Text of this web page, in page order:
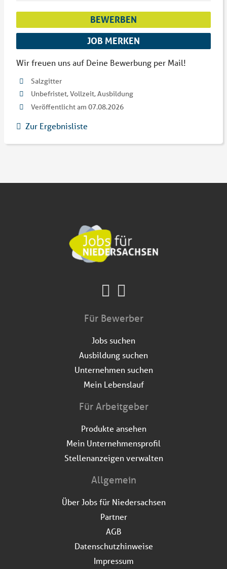
BEWERBEN
JOB MERKEN
Wir freuen uns auf Deine Bewerbung per Mail!
Salzgitter
Unbefristet, Vollzeit, Ausbildung
Veröffentlicht am 07.08.2026
Zur Ergebnisliste
Für Bewerber
Jobs suchen
Ausbildung suchen
Unternehmen suchen
Mein Lebenslauf
Für Arbeitgeber
Produkte ansehen
Mein Unternehmensprofil
Stellenanzeigen verwalten
Allgemein
Über Jobs für Niedersachsen
Partner
AGB
Datenschutzhinweise
Impressum